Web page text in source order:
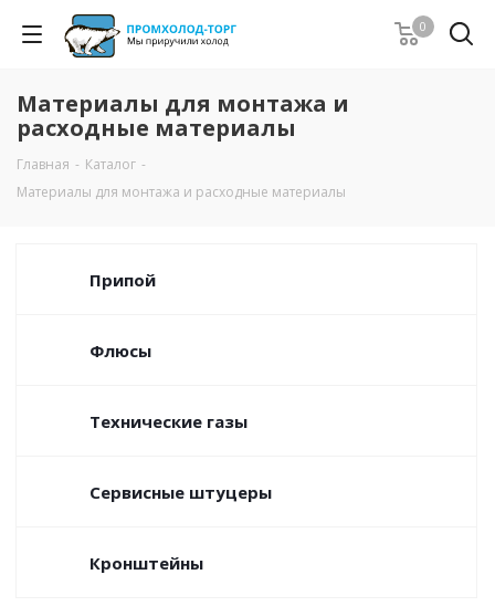
0
Материалы для монтажа и
расходные материалы
Главная - Каталог -
Материалы для монтажа и расходные материалы
Припой
Флюсы
Технические газы
Сервисные штуцеры
Кронштейны